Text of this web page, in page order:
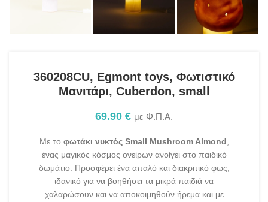
360208CU, Egmont toys, Φωτιστικό
Μανιτάρι, Cuberdon, small
69.90 € με Φ.Π.Α.
Με το φωτάκι νυκτός Small Mushroom Almond
ένας μαγικός κόσμος ονείρων ανοίγει στο παιδικό
δωμάτιο. Προσφέρει ένα απαλό και διακριτικό φως,
ιδανικό για να βοηθήσει τα μικρά παιδιά να
χαλαρώσουν και να αποκοιμηθούν ήρεμα και με